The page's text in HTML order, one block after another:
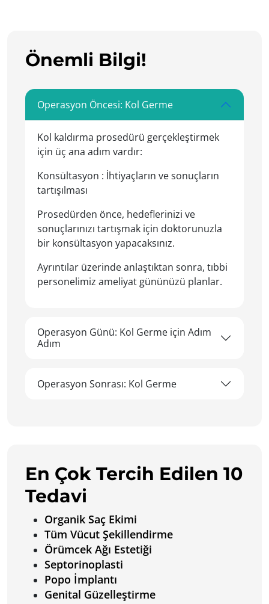
Önemli Bilgi!
Operasyon Öncesi: Kol Germe
Kol kaldırma prosedürü gerçekleştirmek
için üç ana adım vardır:
Konsültasyon : İhtiyaçların ve sonuçların
tartışılması
Prosedürden önce, hedeflerinizi ve
sonuçlarınızı tartışmak için doktorunuzla
bir konsültasyon yapacaksınız.
Ayrıntılar üzerinde anlaştıktan sonra, tıbbi
personelimiz ameliyat gününüzü planlar.
Operasyon Günü: Kol Germe için Adım
Adım
Operasyon Sonrası: Kol Germe
En Çok Tercih Edilen 10
Tedavi
Organik Saç Ekimi
Tüm Vücut Şekillendirme
Örümcek Ağı Estetiği
Septorinoplasti
Popo İmplantı
Genital Güzelleştirme